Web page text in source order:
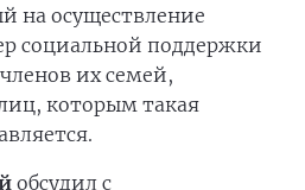
на осуществление
социальной поддержки
их семей,
которым такая
обсудил с